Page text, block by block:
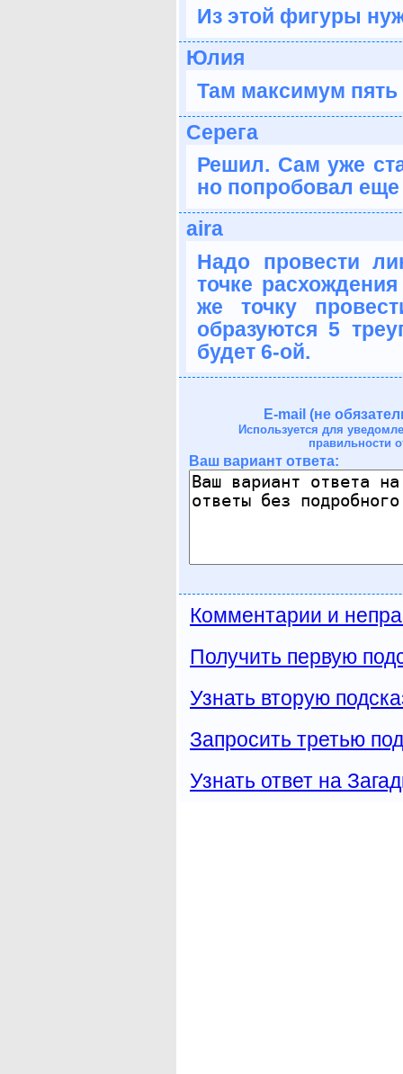
Из этой фигуры
Юлия
Там максимум пять
Серега
Решил. Сам уже
но попробовал
aira
Надо провести
точке
же точку
образуются 5
будет 6-ой.
E-mail (не
Используется для
правильности
Ваш вариант ответа:
Комментарии и
Получить первую
Узнать вторую
Запросить третью
Узнать ответ на